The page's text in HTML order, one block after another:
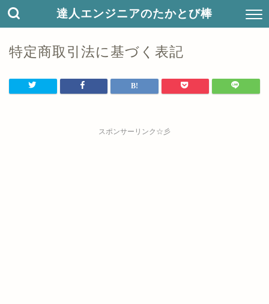
達人エンジニアのたかとび棒
特定商取引法に基づく表記
スポンサーリンク☆彡